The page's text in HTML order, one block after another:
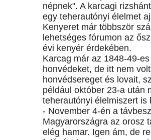
népnek". A karcagi
egy teherautónyi élelmet
Kenyeret már többször
lehetséges fórumon az
évi kenyér érdekében.
Karcag már az 1848-49-
honvédeket, de itt nem
honvédsereget és lovait,
például október 23-a után
teherautónyi élelmiszert is
- November 4-én a
Magyarországra az orosz
elég hamar. Igen ám, de